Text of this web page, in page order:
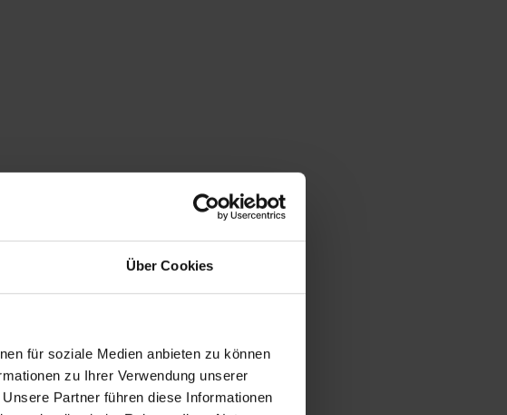
Über Cookies
für soziale Medien anbieten zu können
zu Ihrer Verwendung unserer
Partner führen diese Informationen